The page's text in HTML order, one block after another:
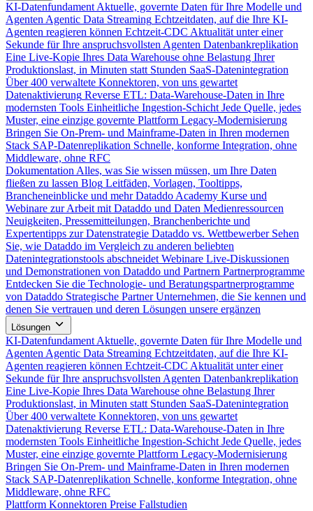
KI-Datenfundament Aktuelle, governte Daten für Ihre Modelle und
Agenten Agentic Data Streaming Echtzeitdaten, auf die Ihre KI-
Agenten reagieren können Echtzeit-CDC Aktualität unter einer
Sekunde für Ihre anspruchsvollsten Agenten Datenbankreplikation
Eine Live-Kopie Ihres Data Warehouse ohne Belastung Ihrer
Produktionslast, in Minuten statt Stunden SaaS-Datenintegration
Über 400 verwaltete Konnektoren, von uns gewartet
Datenaktivierung Reverse ETL: Data-Warehouse-Daten in Ihre
modernsten Tools Einheitliche Ingestion-Schicht Jede Quelle, jedes
Muster, eine einzige governte Plattform Legacy-Modernisierung
Bringen Sie On-Prem- und Mainframe-Daten in Ihren modernen
Stack SAP-Datenreplikation Schnelle, konforme Integration, ohne
Middleware, ohne RFC
Dokumentation Alles, was Sie wissen müssen, um Ihre Daten
fließen zu lassen Blog Leitfäden, Vorlagen, Tooltipps,
Brancheneinblicke und mehr Dataddo Academy Kurse und
Webinare zur Arbeit mit Dataddo und Daten Medienressourcen
Neuigkeiten, Pressemitteilungen, Branchenberichte und
Expertentipps zur Datenstrategie Dataddo vs. Wettbewerber Sehen
Sie, wie Dataddo im Vergleich zu anderen beliebten
Datenintegrationstools abschneidet Webinare Live-Diskussionen
und Demonstrationen von Dataddo und Partnern Partnerprogramme
Entdecken Sie die Technologie- und Beratungspartnerprogramme
von Dataddo Strategische Partner Unternehmen, die Sie kennen und
denen Sie vertrauen und deren Lösungen unsere ergänzen
Lösungen
KI-Datenfundament Aktuelle, governte Daten für Ihre Modelle und
Agenten Agentic Data Streaming Echtzeitdaten, auf die Ihre KI-
Agenten reagieren können Echtzeit-CDC Aktualität unter einer
Sekunde für Ihre anspruchsvollsten Agenten Datenbankreplikation
Eine Live-Kopie Ihres Data Warehouse ohne Belastung Ihrer
Produktionslast, in Minuten statt Stunden SaaS-Datenintegration
Über 400 verwaltete Konnektoren, von uns gewartet
Datenaktivierung Reverse ETL: Data-Warehouse-Daten in Ihre
modernsten Tools Einheitliche Ingestion-Schicht Jede Quelle, jedes
Muster, eine einzige governte Plattform Legacy-Modernisierung
Bringen Sie On-Prem- und Mainframe-Daten in Ihren modernen
Stack SAP-Datenreplikation Schnelle, konforme Integration, ohne
Middleware, ohne RFC
Plattform Konnektoren Preise Fallstudien